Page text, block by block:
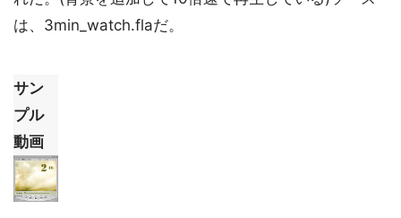
は、3min_watch.flaだ。
サン
プル
動画